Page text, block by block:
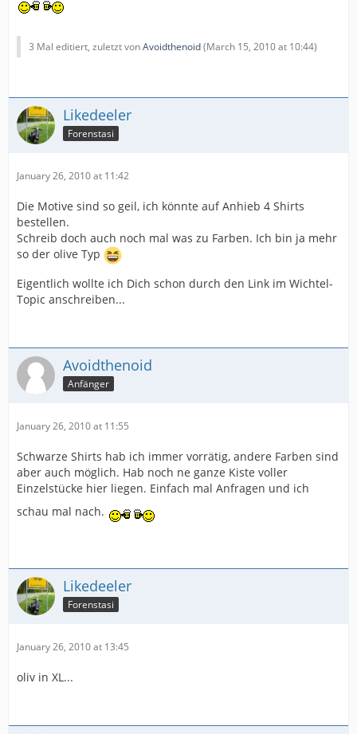
3 Mal editiert, zuletzt vonAvoidthenoid(March 15, 2010 at 10:44)
Likedeeler
Forenstasi
January 26, 2010 at 11:42
Die Motive sind so geil, ich könnte auf Anhieb 4 Shirts
bestellen.
Schreib doch auch noch mal was zu Farben. Ich bin ja mehr
so der olive Typ
Eigentlich wollte ich Dich schon durch den Link im Wichtel-
Topic anschreiben...
Avoidthenoid
Anfänger
January 26, 2010 at 11:55
Schwarze Shirts hab ich immer vorrätig, andere Farben sind
aber auch möglich. Hab noch ne ganze Kiste voller
Einzelstücke hier liegen. Einfach mal Anfragen und ich
schau mal nach.
Likedeeler
Forenstasi
January 26, 2010 at 13:45
oliv in XL...